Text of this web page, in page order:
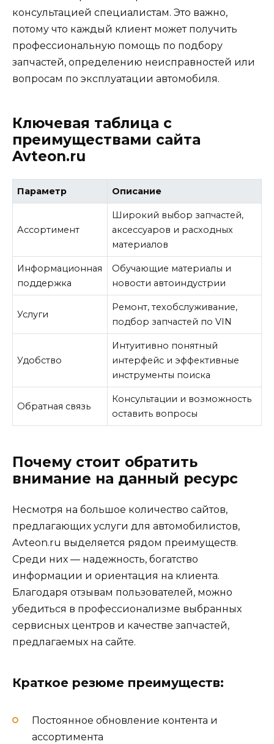
консультацией специалистам. Это важно,
потому что каждый клиент может получить
профессиональную помощь по подбору
запчастей, определению неисправностей или
вопросам по эксплуатации автомобиля.
Ключевая таблица с
преимуществами сайта
Avteon.ru
Параметр Описание
Ассортимент
Широкий выбор запчастей,
аксессуаров и расходных
материалов
Информационная
поддержка
Обучающие материалы и
новости автоиндустрии
Услуги
Ремонт, техобслуживание,
подбор запчастей по VIN
Удобство
Интуитивно понятный
интерфейс и эффективные
инструменты поиска
Обратная связь
Консультации и возможность
оставить вопросы
Почему стоит обратить
внимание на данный ресурс
Несмотря на большое количество сайтов,
предлагающих услуги для автомобилистов,
Avteon.ru выделяется рядом преимуществ.
Среди них — надежность, богатство
информации и ориентация на клиента.
Благодаря отзывам пользователей, можно
убедиться в профессионализме выбранных
сервисных центров и качестве запчастей,
предлагаемых на сайте.
Краткое резюме преимуществ:
Постоянное обновление контента и
ассортимента